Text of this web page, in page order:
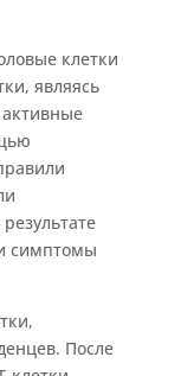
клетки
являясь
симптомы
После